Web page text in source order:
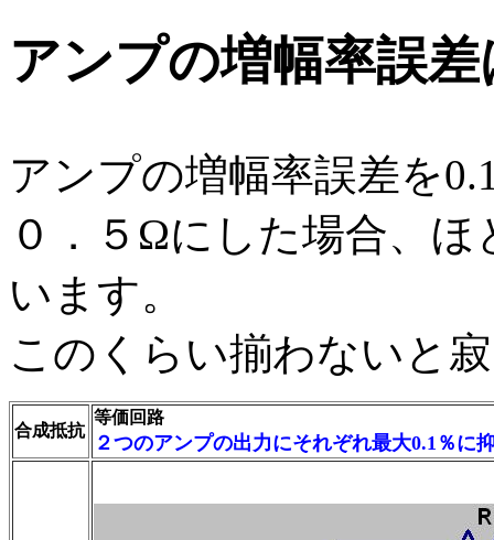
アンプの増幅率誤
アンプの増幅率誤差を
０．５Ωにした場合、
います。
このくらい揃わないと
合成抵抗
等価回路
２つのアンプの出力にそれぞれ最大0.1％に